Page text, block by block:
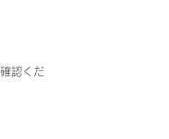
認くだ